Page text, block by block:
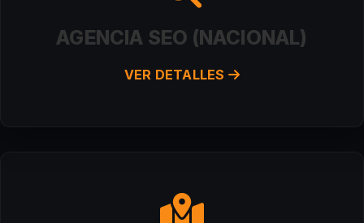
AGENCIA SEO (NACIONAL)
VER DETALLES